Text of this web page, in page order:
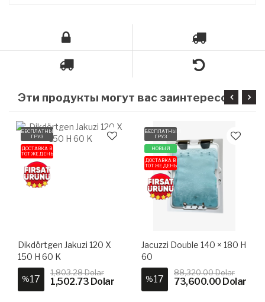
БЕСПЛАТНЫЙ
ГРУЗ
ДОСТАВКА В
ТОТ ЖЕ ДЕНЬ
Dikdörtgen Jakuzi 120 X
150 H 60 K
%17
1,803.28 Dolar
1,502.73 Dolar
БЕСПЛАТНЫЙ
ГРУЗ
НОВЫЙ
ДОСТАВКА В
ТОТ ЖЕ ДЕНЬ
Jacuzzi Double 140 × 180 H
60
%17
88,320.00 Dolar
73,600.00 Dolar